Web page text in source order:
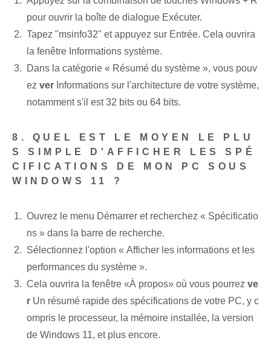
pour ouvrir la boîte de dialogue Exécuter.
Tapez "msinfo32" et appuyez sur Entrée. Cela ouvrira
la fenêtre Informations système.
Dans la catégorie « Résumé du système », vous pouv
ez ver Informations sur l'architecture de votre système,
notamment s'il est 32 bits ou 64 bits.
8. QUEL EST LE MOYEN LE PLU
S SIMPLE D'AFFICHER LES SPÉ
CIFICATIONS DE MON PC SOUS
WINDOWS 11 ?
Ouvrez le menu Démarrer et recherchez « Spécificatio
ns » dans la barre de recherche.
Sélectionnez⁢ l'option « Afficher les informations et les
performances du système ».
Cela ouvrira la fenêtre «À propos» où vous pourrez ve
r Un résumé rapide des spécifications de votre PC, y c
ompris le processeur, la mémoire installée, la version
de Windows 11,​ et plus encore.